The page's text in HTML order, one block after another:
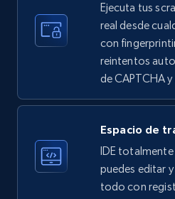
LinkedIn company
ID, Name, Country code,
Employees in linkedin,
33.6K+ 3.5K+
Instagram - Profiles
Account, Fbid, ID,
Ejecuta tus
real desde
con
reintentos
de CAPTCHA y
Espacio de
IDE
puedes editar
todo con